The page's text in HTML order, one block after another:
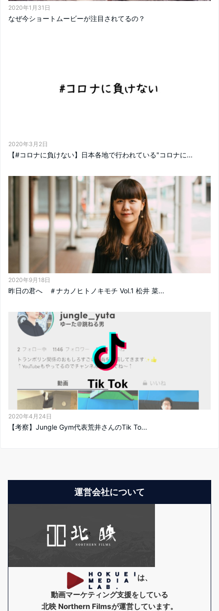
2020年1月31日
なぜ今ショートムービーが注目されてるの？
2020年3月2日
【#コロナに負けない】日本各地で行われている"コロナに...
2020年9月18日
昨日の君へ ＃ナカノヒトノキモチ Vol.1 松井 菜...
2020年4月24日
【考察】Jungle Gym代表荒井さんのTik To...
運営会社について
は、
動画マーケティング支援をしている
北映 Northern Filmsが運営しています。